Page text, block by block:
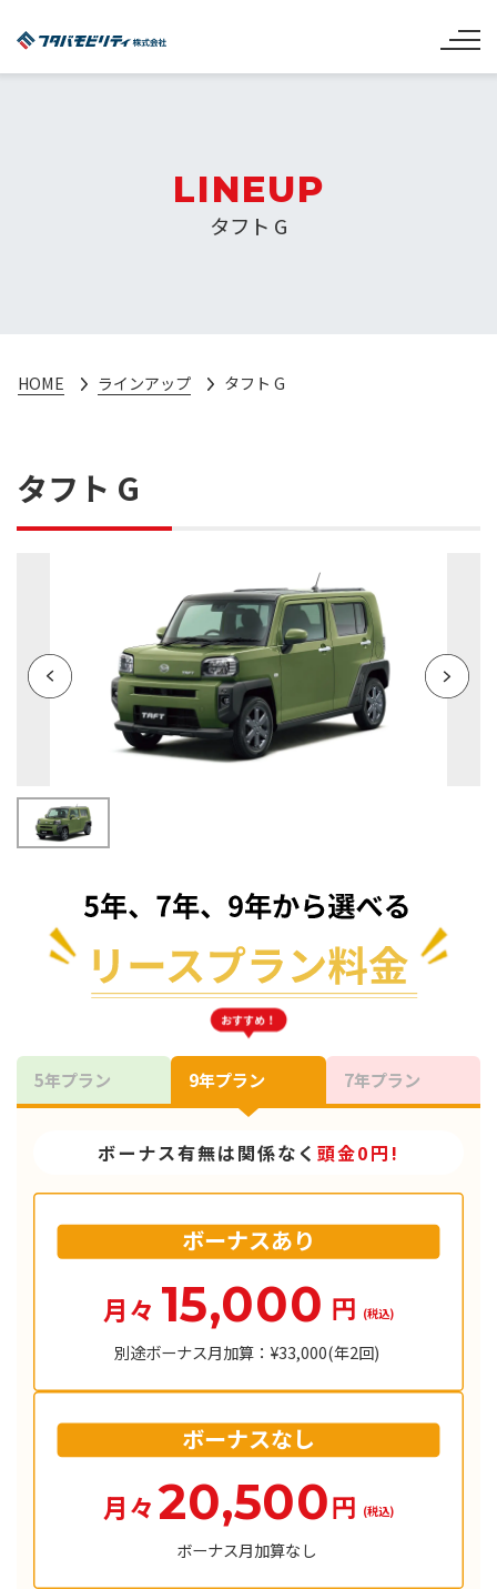
LINEUP
タフト G
HOME ラインアップ タフト G
タフト G
5年プラン
おすすめ！
9年プラン 7年プラン
ボーナス有無は関係なく 頭金0円!
ボーナスあり
別途ボーナス月加算：¥33,000(年2回)
月々 円
15,000 (税込)
ボーナスなし
ボーナス月加算なし
月々 円
20,500 (税込)